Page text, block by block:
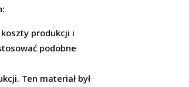
produkcji i
podobne
Ten materiał był